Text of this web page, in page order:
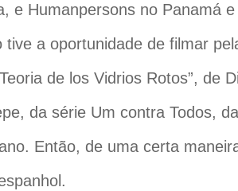
e Humanpersons no Panamá e
a oportunidade de filmar
de los Vidrios Rotos”, de
da série Um contra Todos,
Então, de uma certa